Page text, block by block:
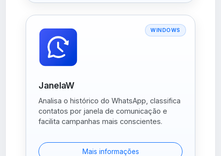
WINDOWS
JanelaW
Analisa o histórico do WhatsApp, classifica
contatos por janela de comunicação e
facilita campanhas mais conscientes.
Mais informações